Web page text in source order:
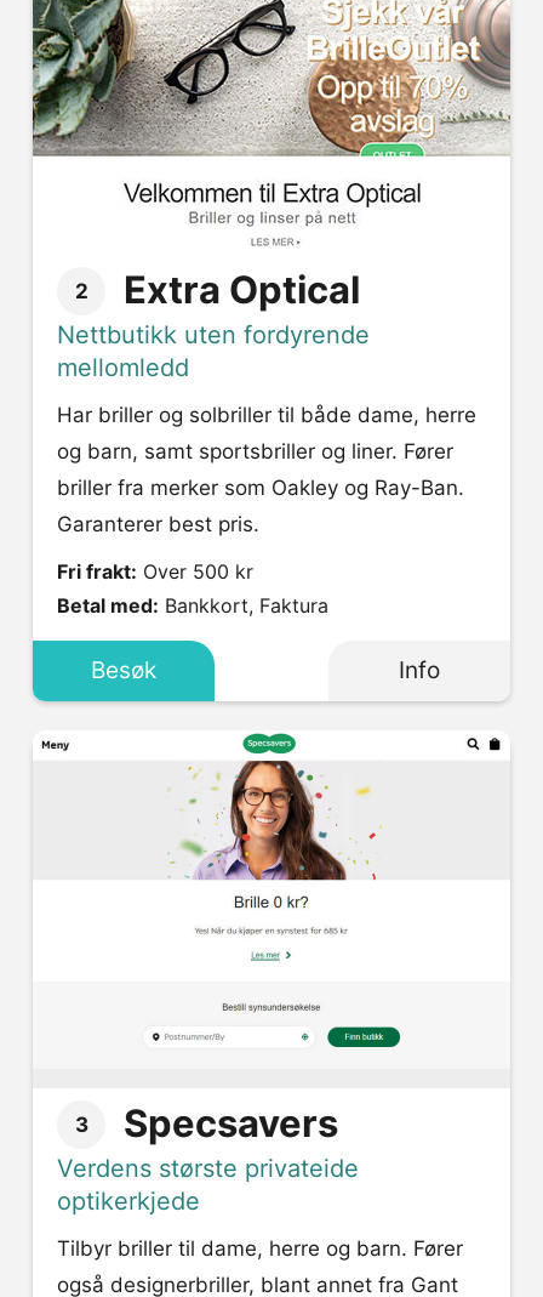
2 Extra Optical
Nettbutikk uten fordyrende
mellomledd
Har briller og solbriller til både dame, herre
og barn, samt sportsbriller og liner. Fører
briller fra merker som Oakley og Ray-Ban.
Garanterer best pris.
Fri frakt: Over 500 kr
Betal med: Bankkort, Faktura
Besøk Info
3 Specsavers
Verdens største privateide
optikerkjede
Tilbyr briller til dame, herre og barn. Fører
også designerbriller, blant annet fra Gant